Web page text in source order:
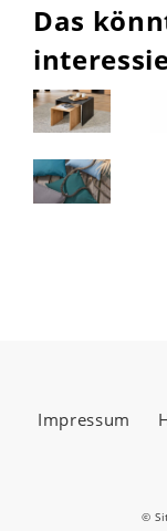
Das
Impressum
©